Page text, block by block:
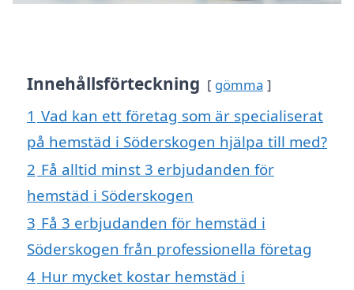
Innehållsförteckning gömma
1 Vad kan ett företag som är specialiserat
på hemstäd i Söderskogen hjälpa till med?
2 Få alltid minst 3 erbjudanden för
hemstäd i Söderskogen
3 Få 3 erbjudanden för hemstäd i
Söderskogen från professionella företag
4 Hur mycket kostar hemstäd i